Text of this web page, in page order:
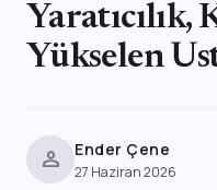
Yaratıcılık,
Yükselen
person Ender Çene
27 Haziran 2026